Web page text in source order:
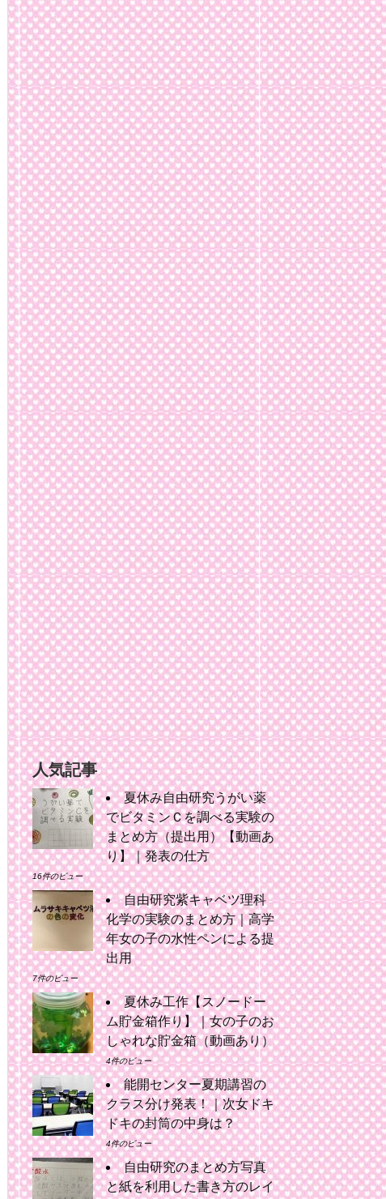
人気記事
夏休み自由研究うがい薬
でビタミンＣを調べる実験の
まとめ方（提出用）【動画あ
り】｜発表の仕方
16件のビュー
自由研究紫キャベツ理科
化学の実験のまとめ方｜高学
年女の子の水性ペンによる提
出用
7件のビュー
夏休み工作【スノードー
ム貯金箱作り】｜女の子のお
しゃれな貯金箱（動画あり）
4件のビュー
能開センター夏期講習の
クラス分け発表！｜次女ドキ
ドキの封筒の中身は？
4件のビュー
自由研究のまとめ方写真
と紙を利用した書き方のレイ